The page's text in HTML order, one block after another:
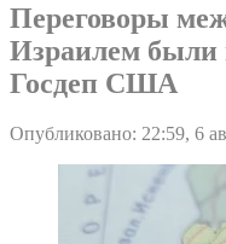
Переговоры
Израилем были
Госдеп США
Опубликовано: 22:59, 6